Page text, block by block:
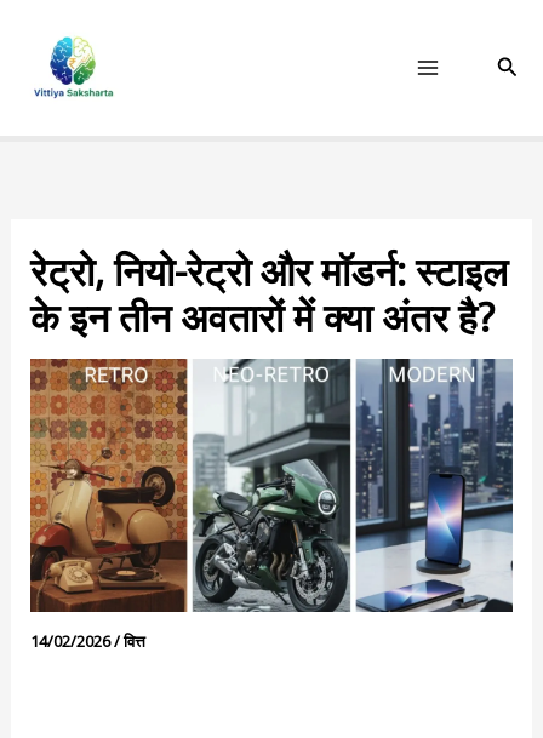
content
रेट्रो, नियो-रेट्रो और मॉडर्न: स्टाइल
के इन तीन अवतारों में क्या अंतर है?
14/02/2026/वित्त